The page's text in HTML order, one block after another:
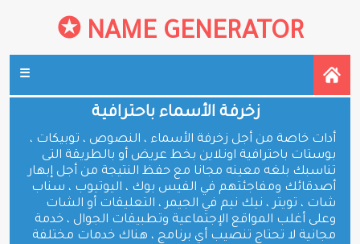
✪ NAME GENERATOR
☰
زخرفة الأسماء باحترافية
أدات خاصة من أجل زخرفة الأسماء ، النصوص ، توبيكات ،
بوستات باحترافية اونلاين بخط عريض أو بالطريقة التى
تناسبك بلغه معينه مجانا مع حفظ النتيجة من أجل إبهار
أصدقائك ومفاجئتهم في الفيس بوك ، اليوتيوب ، سناب
شات ، تويتر ، نيك نيم في الجيمر ، التعليقات أو الشات
وعلى أغلب المواقع الإجتماعية وتطبيقات الجوال ، خدمة
مجانية لا تحتاج تنصيب أي برنامج ، هناك خدمات مختلفة